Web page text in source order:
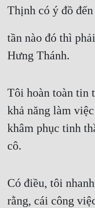
Thịnh có ý đồ
tần nào đó thì
Hưng Thánh.
Tôi hoàn toàn tin
khả năng làm
khâm phục tinh
cô.
Có điều, tôi
rằng, cái công